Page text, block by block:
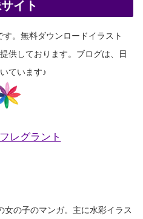
イト
。無料ダウンロードイラスト
供しております。ブログは、日
ています♪
レグラント
女の子のマンガ。主に水彩イラス